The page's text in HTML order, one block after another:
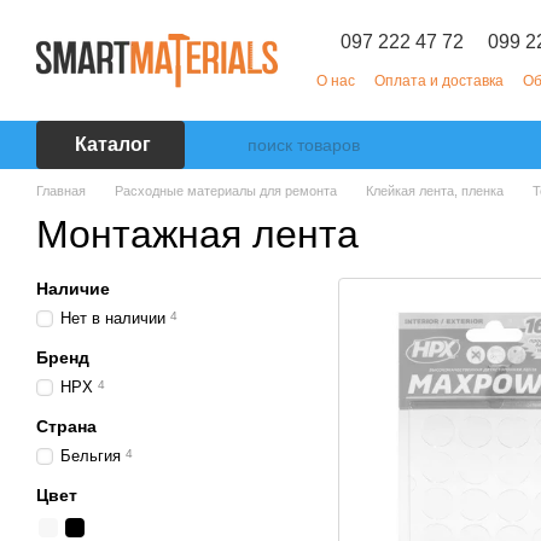
097 222 47 72 099
О нас Оплата и доставка
Каталог
Главная Расходные материалы для ремонта Клейкая лента, пленка
Монтажная лента
Наличие
Нет в наличии 4
Бренд
HPX 4
Страна
Бельгия 4
Цвет